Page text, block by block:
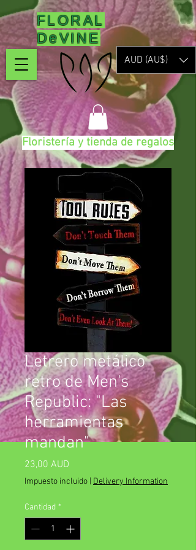
FLORAL
DeVINE
AUD (AU$)
Floristería y tienda de regalos
Letrero metálico
retro de Men's
Republic: "Las
herramientas
mandan"
23,00 AUD
Impuesto incluido Delivery Information
Cantidad *